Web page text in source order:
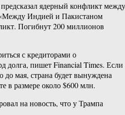
ядерный конфликт между
Индией и Пакистаном
Погибнут 200 миллионов
с кредиторами о
долга, пишет Financial Times. Если
до мая, страна будет вынуждена
в размере около $600 млн.
на новость, что у Трампа